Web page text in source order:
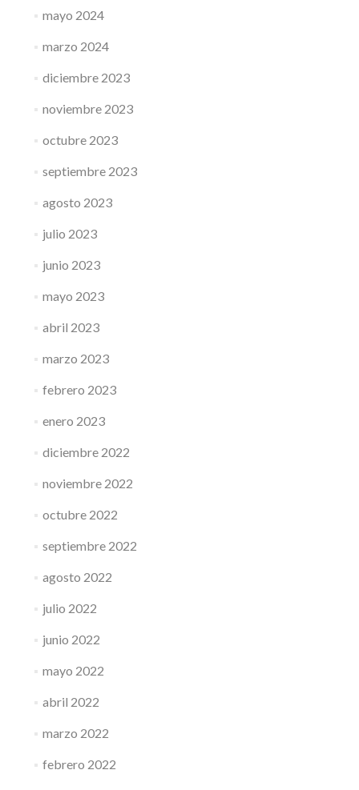
mayo 2024
marzo 2024
diciembre 2023
noviembre 2023
octubre 2023
septiembre 2023
agosto 2023
julio 2023
junio 2023
mayo 2023
abril 2023
marzo 2023
febrero 2023
enero 2023
diciembre 2022
noviembre 2022
octubre 2022
septiembre 2022
agosto 2022
julio 2022
junio 2022
mayo 2022
abril 2022
marzo 2022
febrero 2022